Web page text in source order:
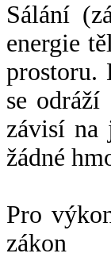
Sálání
energie
prostoru.
se odráží
závisí na
žádné
Pro
zákon